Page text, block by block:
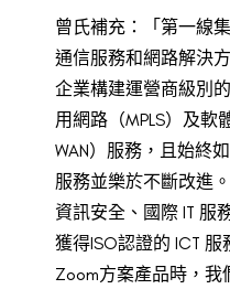
曾氏補充：「第一線
通信服務和網路解決
企業構建運營商級別
用網路（MPLS）及軟
WAN）服務，且始終
服務並樂於不斷改進
資訊安全、國際 IT 服
獲得ISO認證的 ICT
Zoom方案產品時，